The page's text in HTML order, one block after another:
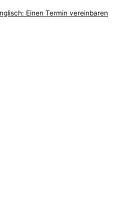
Einen Termin vereinbaren